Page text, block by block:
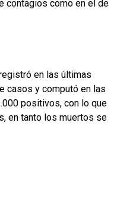
contagios como en el de
en las últimas
casos y computó en las
positivos, con lo que
en tanto los muertos se